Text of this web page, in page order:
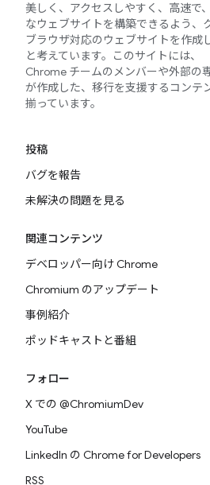
美しく、アクセスしやすく、高速で
なウェブサイトを構築できるよう、
ブラウザ対応のウェブサイトを作成
と考えています。このサイトには、
Chrome チームのメンバーや外部の
が作成した、移行を支援するコンテ
揃っています。
投稿
バグを報告
未解決の問題を見る
関連コンテンツ
デベロッパー向け Chrome
Chromium のアップデート
事例紹介
ポッドキャストと番組
フォロー
X での @ChromiumDev
YouTube
LinkedIn の Chrome for Developers
RSS